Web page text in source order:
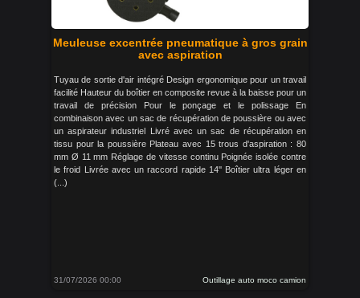
Meuleuse excentrée pneumatique à gros grain
avec aspiration
Tuyau de sortie d'air intégré Design ergonomique pour un travail
facilité Hauteur du boîtier en composite revue à la baisse pour un
travail de précision Pour le ponçage et le polissage En
combinaison avec un sac de récupération de poussière ou avec
un aspirateur industriel Livré avec un sac de récupération en
tissu pour la poussière Plateau avec 15 trous d'aspiration : 80
mm Ø 11 mm Réglage de vitesse continu Poignée isolée contre
le froid Livrée avec un raccord rapide 14'' Boîtier ultra léger en
(...)
31/07/2026 00:00 Outillage auto moco camion